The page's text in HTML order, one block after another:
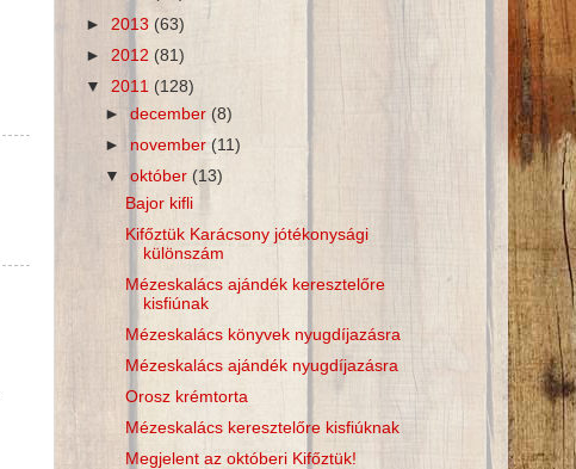
► 2013 (63)
► 2012 (81)
▼ 2011 (128)
►december (8)
► november(11)
▼október (13)
Bajor kifli
Kifőztük Karácsony jótékonysági
különszám
Mézeskalács ajándék keresztelőre
kisfiúnak
Mézeskalács könyvek nyugdíjazásra
Mézeskalács ajándék nyugdíjazásra
Orosz krémtorta
Mézeskalács keresztelőre kisfiúknak
Megjelent az októberi Kifőztük!